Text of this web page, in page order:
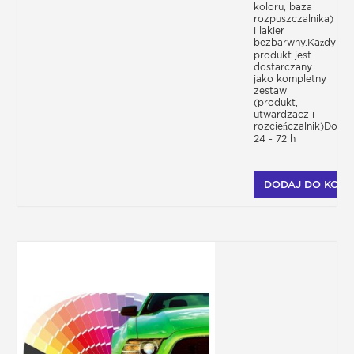
koloru, baza
rozpuszczalnika)
i lakier
bezbarwny.Każdy
produkt jest
dostarczany
jako kompletny
zestaw
(produkt,
utwardzacz i
24 - 72 h
DODAJ DO